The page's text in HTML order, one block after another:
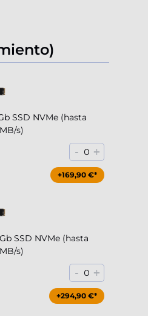
SSD NVMe (hasta
s)
- 0 +
+169,90 €*
SSD NVMe (hasta
s)
- 0 +
+294,90 €*